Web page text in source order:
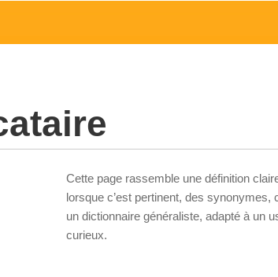
Cette page rassemble une définition
lorsque c’est pertinent, des
un dictionnaire généraliste, adapté à un
curieux.